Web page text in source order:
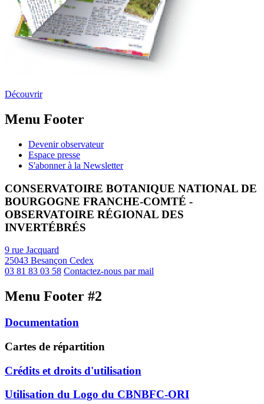
Découvrir
Menu Footer
Devenir observateur
Espace presse
S'abonner à la Newsletter
CONSERVATOIRE BOTANIQUE NATIONAL DE
BOURGOGNE FRANCHE-COMTÉ -
OBSERVATOIRE RÉGIONAL DES
INVERTÉBRÉS
9 rue Jacquard
25043 Besançon Cedex
03 81 83 03 58 Contactez-nous par mail
Menu Footer #2
Documentation
Cartes de répartition
Crédits et droits d'utilisation
Utilisation du Logo du CBNBFC-ORI